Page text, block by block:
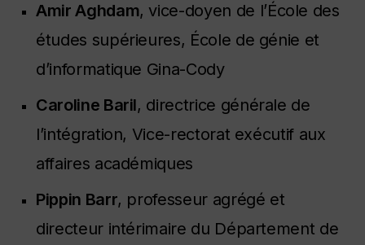
Amir Aghdam, vice-doyen de l’École des
études supérieures, École de génie et
d’informatique Gina-Cody
Caroline Baril, directrice générale de
l’intégration, Vice-rectorat exécutif aux
affaires académiques
Pippin Barr, professeur agrégé et
directeur intérimaire du Département de